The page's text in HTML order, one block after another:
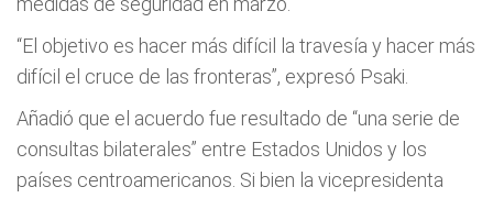
“El objetivo es hacer más difícil la travesía y hacer más
difícil el cruce de las fronteras”, expresó Psaki.
Añadió que el acuerdo fue resultado de “una serie de
consultas bilaterales” entre Estados Unidos y los
países centroamericanos. Si bien la vicepresidenta